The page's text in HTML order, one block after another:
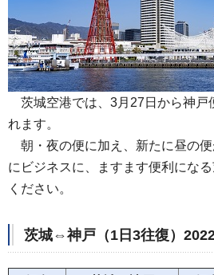
茨城空港では、3月27日から神戸
れます。
朝 ・夜の便に加え、新たに昼の
にビジネスに、ますます便利にな
ください。
茨城⇔神戸（1日3往復）